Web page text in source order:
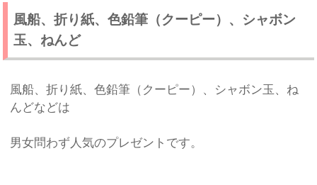
風船、折り紙、色鉛筆（クーピー）、シャボン
玉、ねんど
風船、折り紙、色鉛筆（クーピー）、シャボン玉、ね
んどなどは
男女問わず人気のプレゼントです。